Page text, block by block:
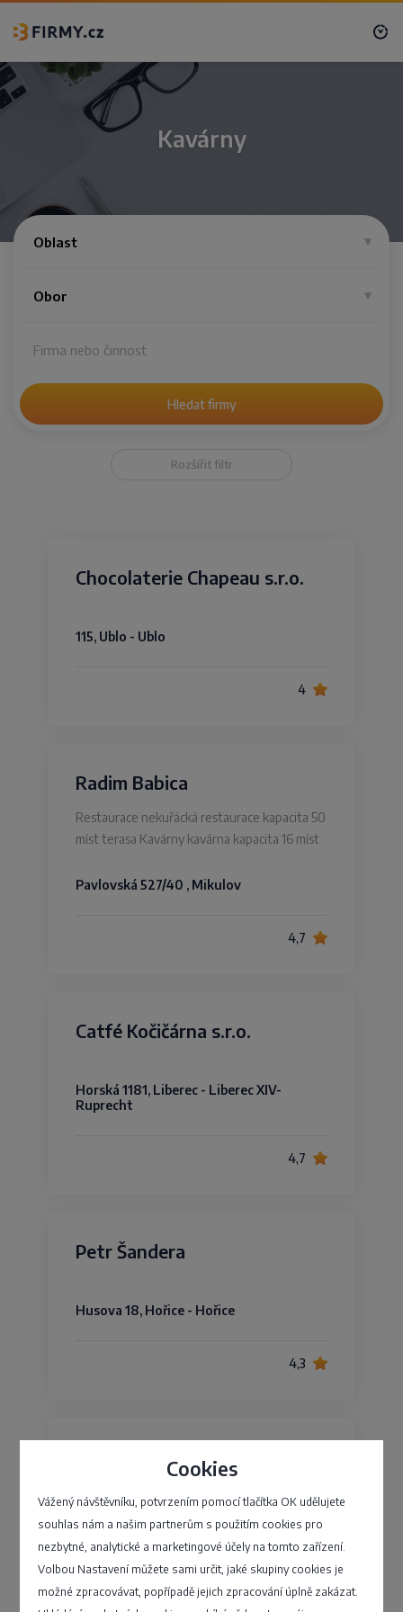
Cookies
Vážený návštěvníku, potvrzením pomocí tlačítka OK udělujete
souhlas nám a našim partnerům s použitím cookies pro
nezbytné, analytické a marketingové účely na tomto zařízení.
Volbou Nastavení můžete sami určit, jaké skupiny cookies je
možné zpracovávat, popřípadě jejich zpracování úplně zakázat.
Kavárny
Oblast
Obor
Hledat firmy
Rozšířit filtr
Chocolaterie Chapeau s.r.o.
115, Ublo - Ublo
4
Radim Babica
Restaurace nekuřácká restaurace kapacita 50
míst terasa Kavárny kavárna kapacita 16 míst
Pavlovská 527/40 , Mikulov
4,7
Catfé Kočičárna s.r.o.
Horská 1181, Liberec - Liberec XIV-
Ruprecht
4,7
Petr Šandera
Husova 18, Hořice - Hořice
4,3
Miroslava Hlaváčová
4,2